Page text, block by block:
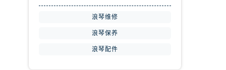
浪琴维修
浪琴保养
浪琴配件